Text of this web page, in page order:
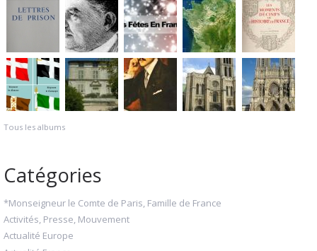
Tous les albums
Catégories
*Monseigneur le Comte de Paris, Famille de France
Activités, Presse, Mouvement
Actualité Europe